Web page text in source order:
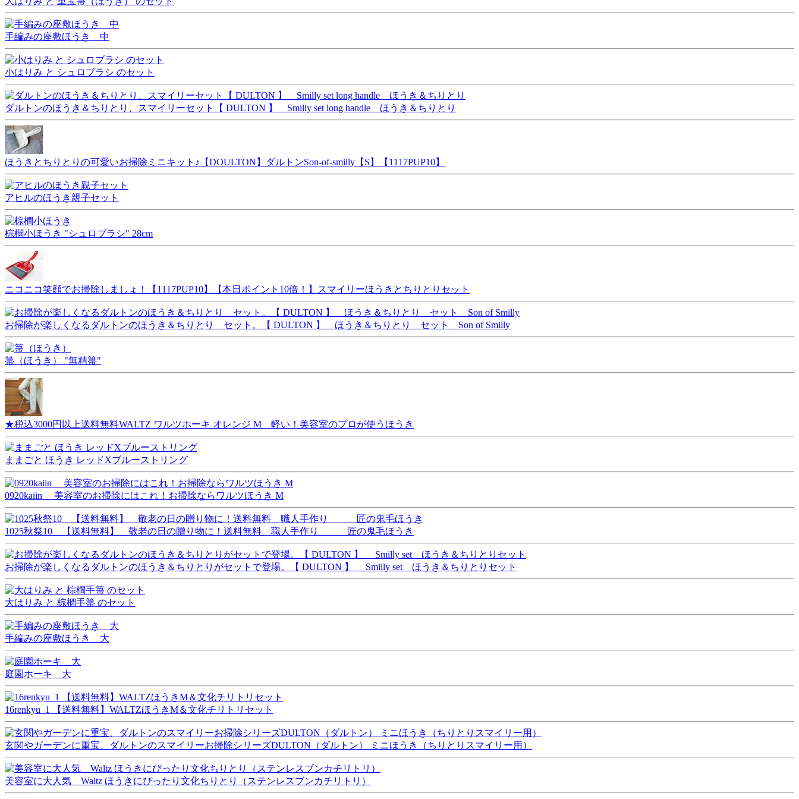
手編みの座敷ほうき 中
小はりみ と シュロブラシ のセット
ダルトンのほうき＆ちりとり、スマイリーセット【 DULTON 】 Smilly set long handle ほうき＆ちりとり
ほうきとちりとりの可愛いお掃除ミニキット♪【DOULTON】ダルトンSon-of-smilly【S】【1117PUP10】
アヒルのほうき親子セット
棕櫚小ほうき "シュロブラシ" 28cm
ニコニコ笑顔でお掃除しましょ！【1117PUP10】【本日ポイント10倍！】スマイリーほうきとちりとりセット
お掃除が楽しくなるダルトンのほうき＆ちりとり セット。【 DULTON 】 ほうき＆ちりとり セット Son of Smilly
箒（ほうき） "無精箒"
★税込3000円以上送料無料WALTZ ワルツホーキ オレンジ M 軽い！美容室のプロが使うほうき
ままごと ほうき レッドXブルーストリング
0920kaiin 美容室のお掃除にはこれ！お掃除ならワルツほうき M
1025秋祭10 【送料無料】 敬老の日の贈り物に！送料無料 職人手作り 匠の鬼毛ほうき
お掃除が楽しくなるダルトンのほうき＆ちりとりがセットで登場。【 DULTON 】 Smilly set ほうき＆ちりとりセット
大はりみ と 棕櫚手箒 のセット
手編みの座敷ほうき 大
庭園ホーキ 大
16renkyu_1 【送料無料】WALTZほうきM＆文化チリトリセット
玄関やガーデンに重宝、ダルトンのスマイリーお掃除シリーズDULTON（ダルトン） ミニほうき（ちりとりスマイリー用）
美容室に大人気 Waltz ほうきにぴったり文化ちりとり（ステンレスブンカチリトリ）